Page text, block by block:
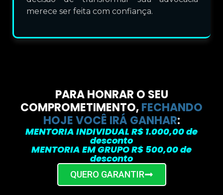
merece ser feita com confiança.
PARA HONRAR O SEU
COMPROMETIMENTO,FECHANDO
HOJE VOCÊ IRÁ GANHAR:
MENTORIA INDIVIDUAL R$ 1.000,00 de
desconto
MENTORIA EM GRUPO R$ 500,00 de
desconto
QUERO GARANTIR